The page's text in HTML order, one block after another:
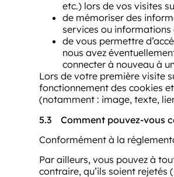
etc.) lors de vos visites
de mémoriser des
services ou informations
de vous permettre
nous avez
connecter à nouveau à
Lors de votre première visite
fonctionnement des cookies
(notamment : image, texte,
5.3 Comment pouvez-vous
Conformément à la
Par ailleurs, vous pouvez à
contraire, qu’ils soient